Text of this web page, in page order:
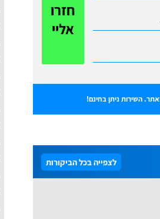
חזרו
אליי
השירות ניתן בחינם!
לצפייה בכל הביקורות